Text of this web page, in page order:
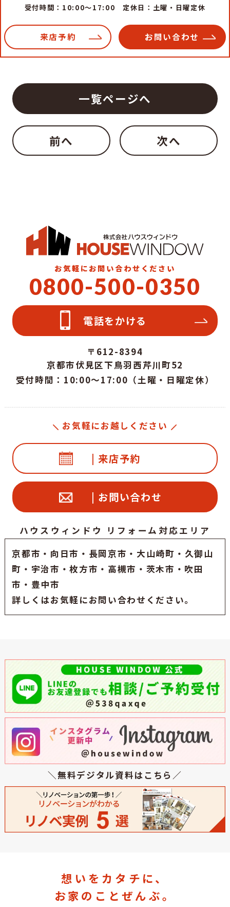
受付時間：10:00～17:00 定休日：土曜・日曜定休
来店予約 お問い合わせ
前へ
一覧ページへ
次へ
お気軽にお問い合わせください
0800-500-0350
電話をかける
〒612-8394
京都市伏見区下鳥羽西芹川町52
受付時間：10:00～17:00（土曜・日曜定休）
お気軽にお越しください
| 来店予約
| お問い合わせ
ハウスウィンドウ リフォーム対応エリア
京都市 ・ 向日市 ・ 長岡京市 ・大山崎町・久御山
町・ 宇治市 ・枚方市・高槻市・茨木市・吹田
市・豊中市
詳しくはお気軽にお問い合わせください。
＼無料デジタル資料はこちら／
想いをカタチに、
お家のことぜんぶ。